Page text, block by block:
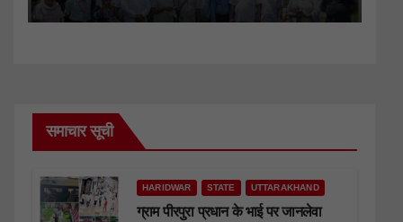
समाचार सूची
HARIDWAR STATE UTTARAKHAND
ग्राम पीरपुरा प्रधान के भाई पर जानलेवा